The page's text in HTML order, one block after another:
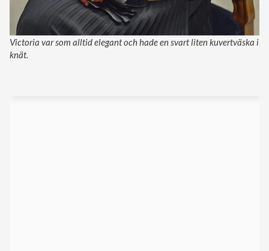
Victoria var som alltid elegant och hade en svart liten kuvertväska i
knät.